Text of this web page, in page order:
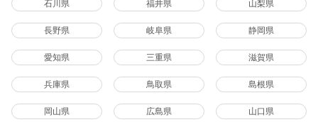
石川県 福井県 山梨県
長野県 岐阜県 静岡県
愛知県 三重県 滋賀県
兵庫県 鳥取県 島根県
岡山県 広島県 山口県